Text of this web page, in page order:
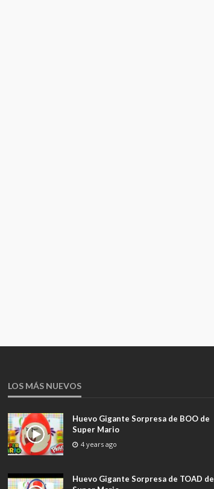
LOS MÁS NUEVOS
Huevo Gigante Sorpresa de BOO de
Super Mario
4 years ago
Huevo Gigante Sorpresa de TOAD de